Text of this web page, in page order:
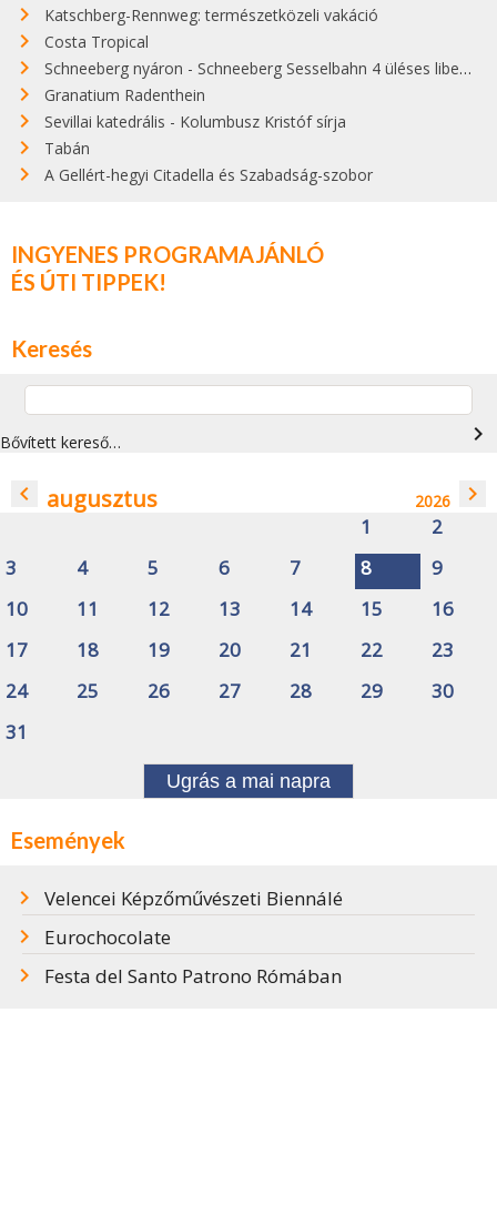
Katschberg-Rennweg: természetközeli vakáció
Costa Tropical
Schneeberg nyáron - Schneeberg Sesselbahn 4 üléses libegő
Granatium Radenthein
Sevillai katedrális - Kolumbusz Kristóf sírja
Tabán
A Gellért-hegyi Citadella és Szabadság-szobor
INGYENES PROGRAMAJÁNLÓ
ÉS ÚTI TIPPEK!
Keresés
Bővített kereső… navigate_next
navigate_before augusztus 2026 navigate_next
1
2
3
4 5 6 7 8
9
10
11 12 13 14 15
16
17
18 19 20 21 22
23
24
25 26 27 28 29
30
31
Ugrás a mai napra
Események
Velencei Képzőművészeti Biennálé
Eurochocolate
Festa del Santo Patrono Rómában